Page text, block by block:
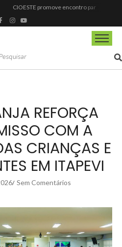
Ferrari F355 do Anderson Dick é a mais nova atração do Parque Dream Car de São Roque (SP)
Fundação de Barueri amplia política de inclusão e lança novo projeto educacional
Projeto “O Samba da Casa 26” chega a Itapevi para valorizar a música autoral e fortalecer a cultura local
REFORÇA
COM A
CRIANÇAS E
EM ITAPEVI
/ Sem Comentários